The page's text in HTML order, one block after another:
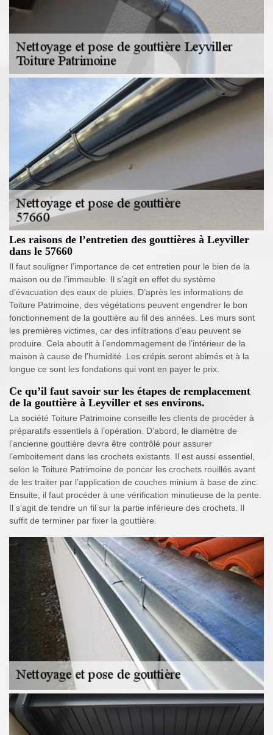
Les raisons de l’entretien des gouttières à Leyviller
dans le 57660
Il faut souligner l’importance de cet entretien pour le bien de la
maison ou de l’immeuble. Il s’agit en effet du système
d’évacuation des eaux de pluies. D’après les informations de
Toiture Patrimoine, des végétations peuvent engendrer le bon
fonctionnement de la gouttière au fil des années. Les murs sont
les premières victimes, car des infiltrations d’eau peuvent se
produire. Cela aboutit à l’endommagement de l’intérieur de la
maison à cause de l’humidité. Les crépis seront abimés et à la
longue ce sont les fondations qui vont en payer le prix.
Ce qu’il faut savoir sur les étapes de remplacement
de la gouttière à Leyviller et ses environs.
La société Toiture Patrimoine conseille les clients de procéder à
préparatifs essentiels à l’opération. D’abord, le diamètre de
l’ancienne gouttière devra être contrôlé pour assurer
l’emboitement dans les crochets existants. Il est aussi essentiel,
selon le Toiture Patrimoine de poncer les crochets rouillés avant
de les traiter par l’application de couches minium à base de zinc.
Ensuite, il faut procéder à une vérification minutieuse de la pente.
Il s’agit de tendre un fil sur la partie inférieure des crochets. Il
suffit de terminer par fixer la gouttière.